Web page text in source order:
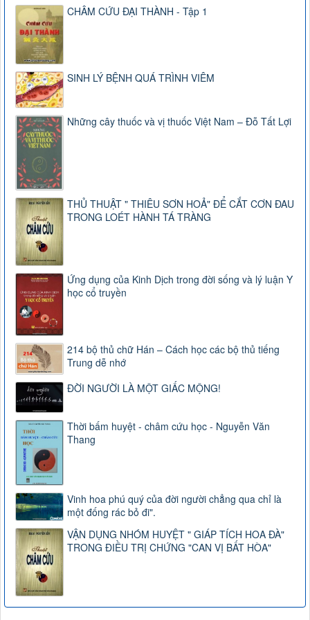
CHÂM CỨU ĐẠI THÀNH - Tập 1
SINH LÝ BỆNH QUÁ TRÌNH VIÊM
Những cây thuốc và vị thuốc Việt Nam – Đỗ Tất Lợi
THỦ THUẬT " THIÊU SƠN HOẢ" ĐỂ CẮT CƠN ĐAU
TRONG LOÉT HÀNH TÁ TRÀNG
Ứng dụng của Kinh Dịch trong đời sống và lý luận Y
học cổ truyền
214 bộ thủ chữ Hán – Cách học các bộ thủ tiếng
Trung dễ nhớ
ĐỜI NGƯỜI LÀ MỘT GIẤC MỘNG!
Thời bấm huyệt - châm cứu học - Nguyễn Văn
Thang
Vinh hoa phú quý của đời người chẳng qua chỉ là
một đống rác bỏ đi".
VẬN DỤNG NHÓM HUYỆT " GIÁP TÍCH HOA ĐÀ"
TRONG ĐIỀU TRỊ CHỨNG "CAN VỊ BẤT HÒA"